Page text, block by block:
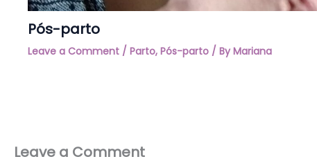
Pós-parto
Leave a Comment / Parto, Pós-parto / By Mariana
Leave a Comment